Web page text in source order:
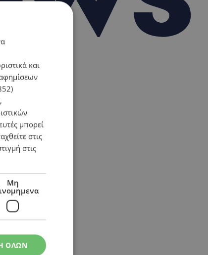
εμένα»
και
μπορεί
στις
στις
Μη
ΟΛΩΝ